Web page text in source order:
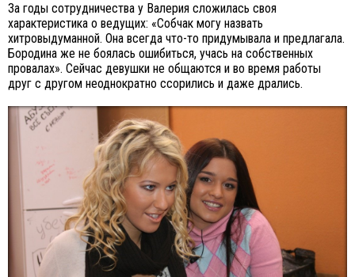
За годы сотрудничества у Валерия сложилась своя
характеристика о ведущих: «Собчак могу назвать
хитровыдуманной. Она всегда что-то придумывала и предлагала.
Бородина же не боялась ошибиться, учась на собственных
провалах». Сейчас девушки не общаются и во время работы
друг с другом неоднократно ссорились и даже дрались.